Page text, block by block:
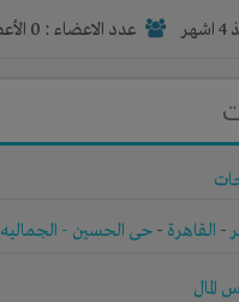
عدد الاعضاء : 0 الأعضاء
- القاهرة - حى الحسين - الجماليه
المال